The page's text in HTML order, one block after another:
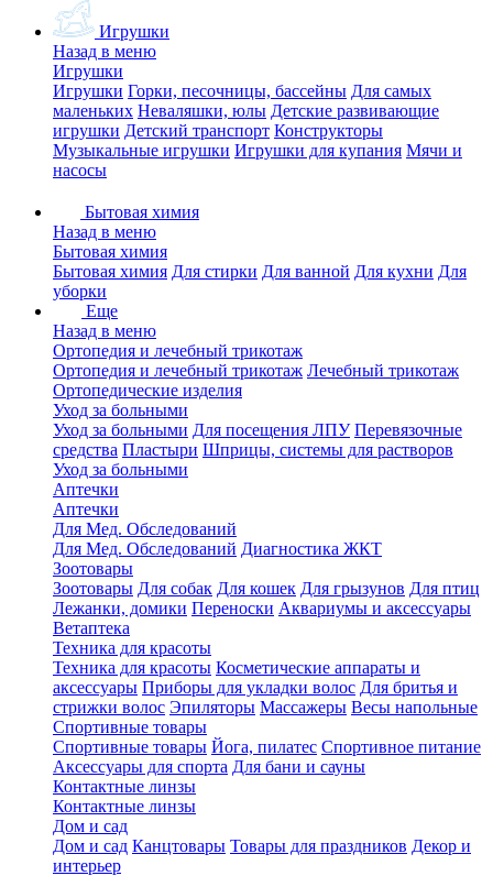
Игрушки
Назад в меню
Игрушки
Игрушки Горки, песочницы, бассейны Для самых
маленьких Неваляшки, юлы Детские развивающие
игрушки Детский транспорт Конструкторы
Музыкальные игрушки Игрушки для купания Мячи и
насосы
Бытовая химия
Назад в меню
Бытовая химия
Бытовая химия Для стирки Для ванной Для кухни Для
уборки
Еще
Назад в меню
Ортопедия и лечебный трикотаж
Ортопедия и лечебный трикотаж Лечебный трикотаж
Ортопедические изделия
Уход за больными
Уход за больными Для посещения ЛПУ Перевязочные
средства Пластыри Шприцы, системы для растворов
Уход за больными
Аптечки
Аптечки
Для Мед. Обследований
Для Мед. Обследований Диагностика ЖКТ
Зоотовары
Зоотовары Для собак Для кошек Для грызунов Для птиц
Лежанки, домики Переноски Аквариумы и аксессуары
Ветаптека
Техника для красоты
Техника для красоты Косметические аппараты и
аксессуары Приборы для укладки волос Для бритья и
стрижки волос Эпиляторы Массажеры Весы напольные
Спортивные товары
Спортивные товары Йога, пилатес Спортивное питание
Аксессуары для спорта Для бани и сауны
Контактные линзы
Контактные линзы
Дом и сад
Дом и сад Канцтовары Товары для праздников Декор и
интерьер